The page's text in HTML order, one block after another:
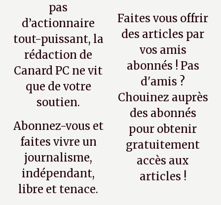
pas
d’actionnaire
tout-puissant, la
rédaction de
Canard PC ne vit
que de votre
soutien.
Abonnez-vous et
faites vivre un
journalisme,
indépendant,
libre et tenace.
Faites vous offrir
des articles par
vos amis
abonnés ! Pas
d'amis ?
Chouinez auprès
des abonnés
pour obtenir
gratuitement
accès aux
articles !